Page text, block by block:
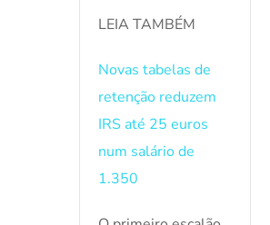
LEIA TAMBÉM
Novas tabelas de
retenção reduzem
IRS até 25 euros
num salário de
1.350